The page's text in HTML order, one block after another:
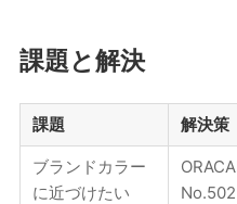
課題と解決
課題 解決策
ブランドカラー
に近づけたい